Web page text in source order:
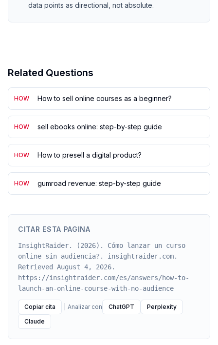
data points as directional, not absolute.
Related Questions
HOW How to sell online courses as a beginner?
HOW sell ebooks online: step-by-step guide
HOW How to presell a digital product?
HOW gumroad revenue: step-by-step guide
CITAR ESTA PAGINA
InsightRaider. (2026). Cómo lanzar un curso
online sin audiencia?. insightraider.com.
Retrieved August 4, 2026.
https://insightraider.com/es/answers/how-to-
launch-an-online-course-with-no-audience
Copiar cita Analizar con ChatGPT
Perplexity
Claude